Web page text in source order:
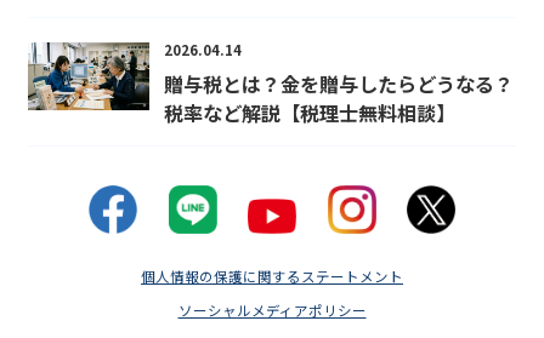
2026.04.14
贈与税とは？金を贈与したらどうなる？
税率など解説【税理士無料相談】
個人情報の保護に関するステートメント
ソーシャルメディアポリシー